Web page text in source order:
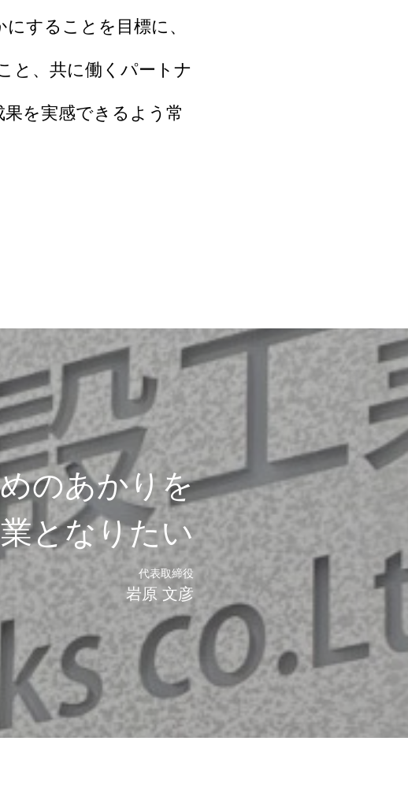
することを目標に、
と、共に働くパートナ
を実感できるよう常
のあかりを
となりたい
代表取締役
岩原 文彦